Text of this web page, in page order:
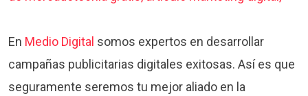
En Medio Digital somos expertos en desarrollar
campañas publicitarias digitales exitosas. Así es que
seguramente seremos tu mejor aliado en la